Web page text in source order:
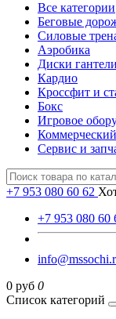
Все категории
Беговые
Силовые
Аэробика
Диски
Кардио
Кроссфит и
Бокс
Игровое
Сервис и
+7 953 080 60 62
+7 953 080 60
0 руб 0
Список категорий